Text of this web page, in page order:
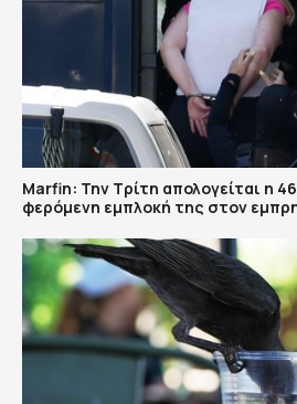
Marfin: Την Τρίτη απολογείται η
φερόμενη εμπλοκή της στον